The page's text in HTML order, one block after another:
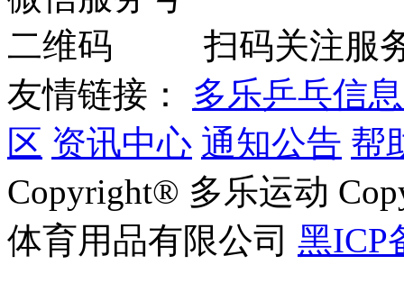
扫码关注服
友情链接：
多乐乒乓信
区 资讯中心 通知公告 帮
Copyright® 多乐运动
体育用品有限公司 黑ICP